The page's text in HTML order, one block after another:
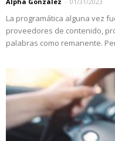
La programática alguna vez
proveedores de contenido,
palabras como remanente.